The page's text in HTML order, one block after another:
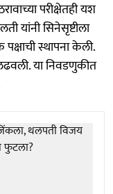
परीक्षेतही यश
यांनी सिनेसृष्टीला
स्थापना केली.
या निवडणुकीत